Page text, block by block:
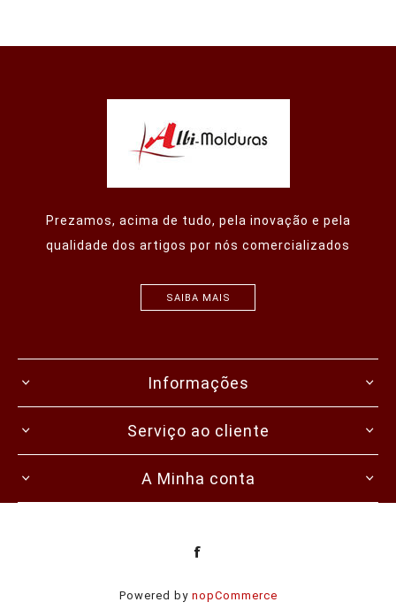
Prezamos, acima de tudo, pela inovação e pela
qualidade dos artigos por nós comercializados
SAIBA MAIS
Informações
Serviço ao cliente
A Minha conta
Powered by nopCommerce